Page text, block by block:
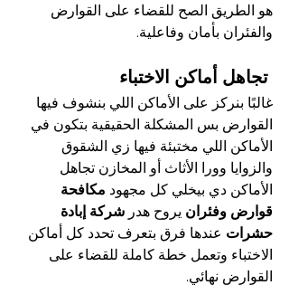
هو الطريق الصح للقضاء على القوارض
والفئران بأمان وفاعلية.
غالبًا بنركز على الأماكن اللي بنشوف فيها
القوارض بس المشكلة الحقيقية بتكون في
الأماكن اللي مختبئة فيها زي الشقوق
والزوايا وورا الأثاث أو المخازن تجاهل
الأماكن دي بيخلي كل مجهود مكافحة
قوارض وفئران يروح هدر شركة إبادة
حشرات عندها فرق بتعرف تحدد كل أماكن
الاختباء وتعمل خطة كاملة للقضاء على
القوارض نهائي.